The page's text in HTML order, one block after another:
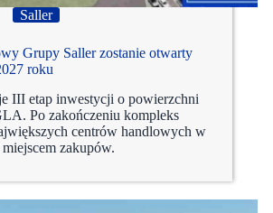
Saller
Grupy Saller zostanie otwarty
roku
III etap inwestycji o powierzchni
Po zakończeniu kompleks
centrów handlowych w
zakupów.